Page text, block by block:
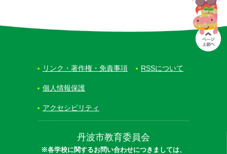
丹波市教育委員会
※各学校に関するお問い合わせにつきましては、
リンク・著作権・免責事項 RSSについて
個人情報保護
アクセシビリティ